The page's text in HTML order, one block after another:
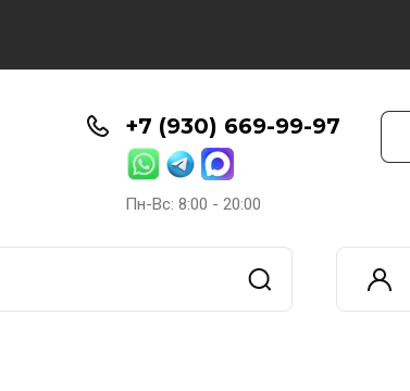
+7 (930) 669-99-97
Пн-Вс: 8:00 - 20:00